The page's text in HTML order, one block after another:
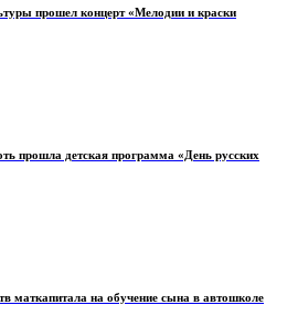
прошел концерт «Мелодии и краски
прошла детская программа «День русских
маткапитала на обучение сына в автошколе